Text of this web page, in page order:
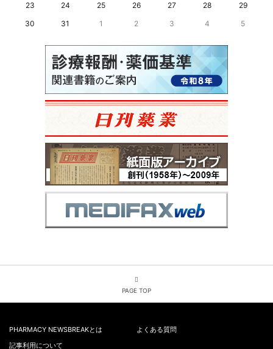
23
24 25 26 27 28
29
30
31 1 2 3 4 5
PAGE TOP
PHARMACY NEWSBREAKとは
よくある質問
記事利用について